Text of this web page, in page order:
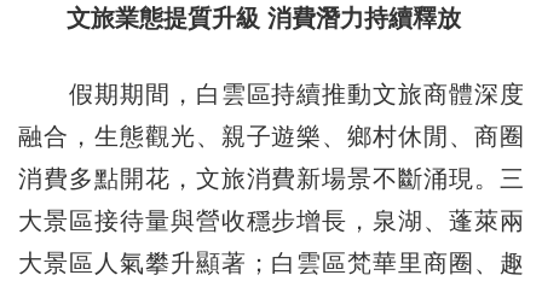
文旅業態提質升級 消費潛力持續釋放
假期期間，白雲區持續推動文旅商體深度
融合，生態觀光、親子遊樂、鄉村休閒、商圈
消費多點開花，文旅消費新場景不斷涌現。三
大景區接待量與營收穩步增長，泉湖、蓬萊兩
大景區人氣攀升顯著；白雲區梵華里商圈、趣